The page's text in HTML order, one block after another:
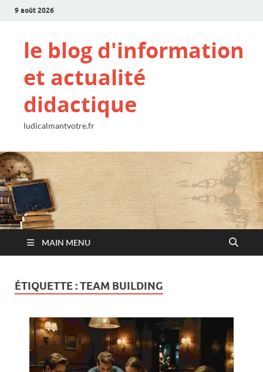
9 août 2026
le blog d'information
et actualité
didactique
ludicalmantvotre.fr
MAIN MENU
ÉTIQUETTE :TEAM BUILDING